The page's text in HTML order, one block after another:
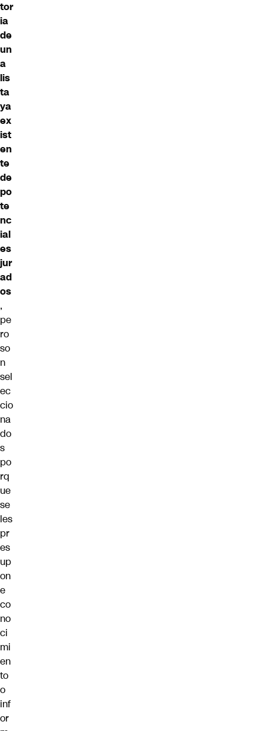
tor
ia
de
un
a
lis
ta
ya
ex
ist
en
te
de
po
te
nc
ial
es
jur
ad
os
,
pe
ro
so
n
sel
ec
cio
na
do
s
po
rq
ue
se
les
pr
es
up
on
e
co
no
ci
mi
en
to
o
inf
or